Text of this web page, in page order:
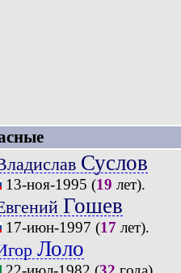
Суслов
13-ноя-1995 (19 лет).
Гошев
17-июн-1997 (17 лет).
Лоло